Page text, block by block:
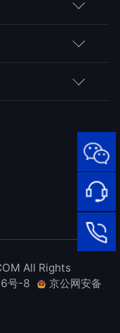
95015
网络安
全服务
热线
在线客
All Rights
号-8
京公网安备